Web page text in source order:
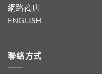
網路商店
ENGLISH
聯絡方式